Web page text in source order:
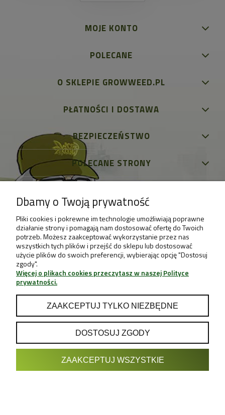
MOJE KONTO
POLECANE
O SKLEPIE GROWWEED.PL
PŁATNOŚCI I DOSTAWA
BEZPIECZEŃSTWO
POLECANE STRONY
Projekt & Support:GRUPA
POKAŻ PEŁNĄ WERSJĘ STRONY
Sklep internetowy Shoper.pl
Dbamy o Twoją prywatność
Pliki cookies i pokrewne im technologie umożliwiają poprawne
działanie strony i pomagają nam dostosować ofertę do Twoich
potrzeb. Możesz zaakceptować wykorzystanie przez nas
wszystkich tych plików i przejść do sklepu lub dostosować
użycie plików do swoich preferencji, wybierając opcję "Dostosuj
zgody".
Więcej o plikach cookies przeczytasz w naszej Polityce
prywatności.
ZAAKCEPTUJ TYLKO NIEZBĘDNE
DOSTOSUJ ZGODY
ZAAKCEPTUJ WSZYSTKIE